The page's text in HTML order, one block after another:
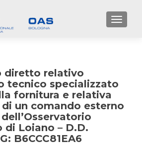
diretto relativo
tecnico specializzato
fornitura e relativa
un comando esterno
Loiano – D.D.
B6CCC81EA6